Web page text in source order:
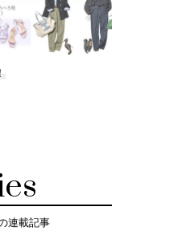
連載記事